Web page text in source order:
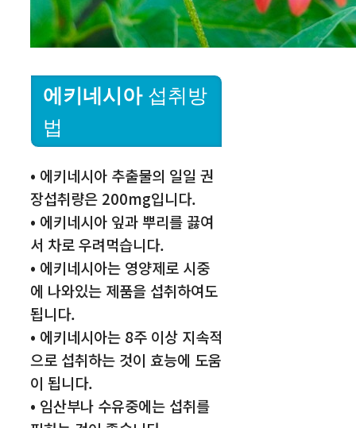
에키네시아섭취방
법
• 에키네시아 추출물의 일일 권
장섭취량은 200mg입니다.
• 에키네시아 잎과 뿌리를 끓여
서 차로 우려먹습니다.
• 에키네시아는 영양제로 시중
에 나와있는 제품을 섭취하여도
됩니다.
• 에키네시아는 8주 이상 지속적
으로 섭취하는 것이 효능에 도움
이 됩니다.
• 임산부나 수유중에는 섭취를